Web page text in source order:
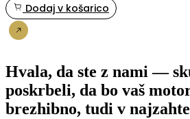
Dodaj v košarico
Hvala, da ste z nami —
poskrbeli, da bo vaš
brezhibno, tudi v